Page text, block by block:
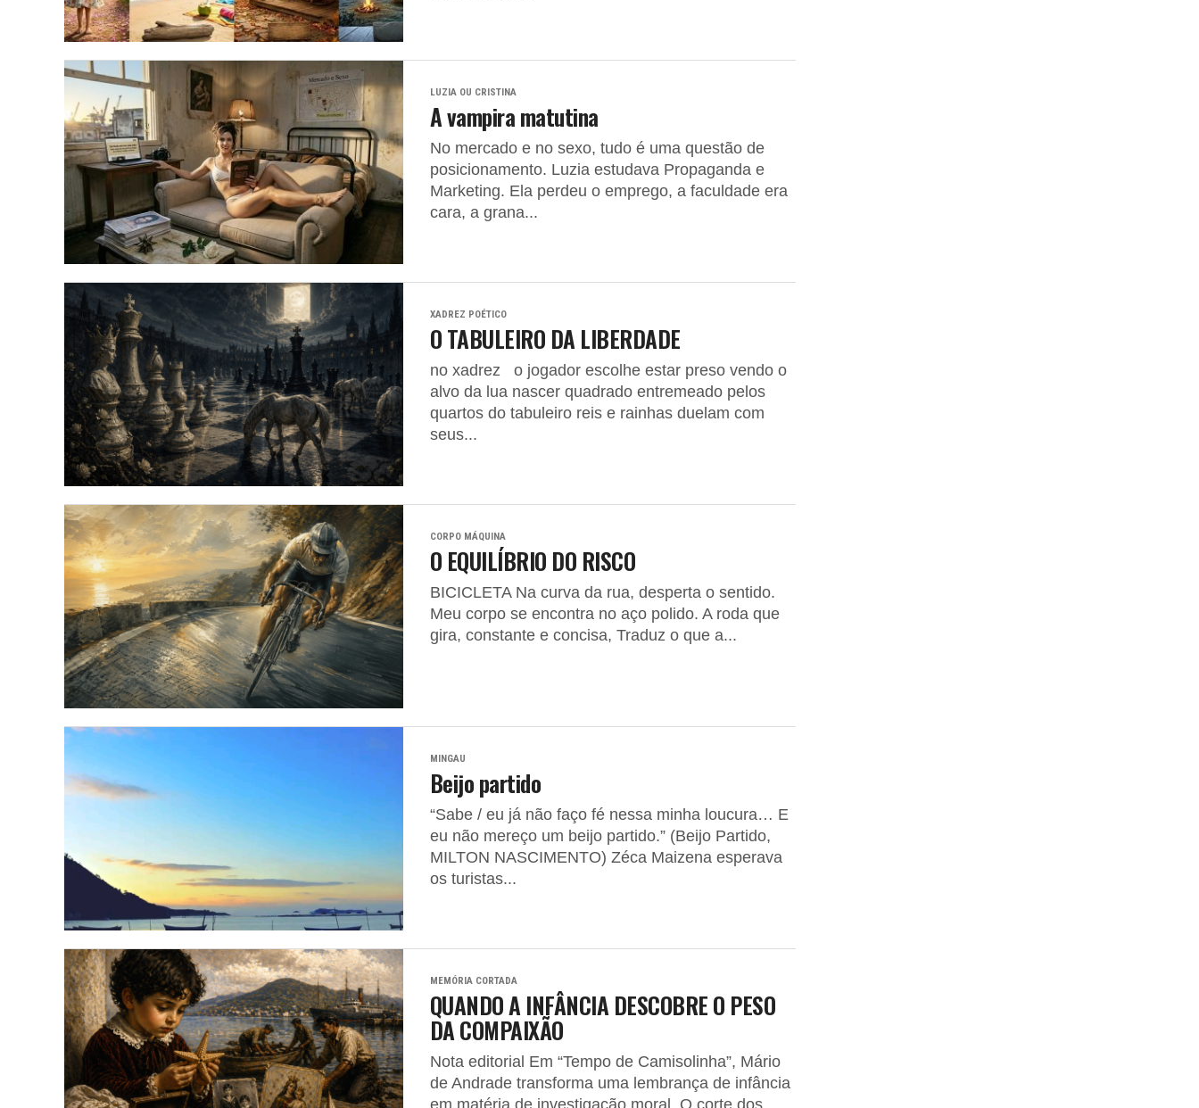
LUZIA OU CRISTINA
A vampira matutina
No mercado e no sexo, tudo é uma questão de
posicionamento. Luzia estudava Propaganda e
Marketing. Ela perdeu o emprego, a faculdade era
cara, a grana...
XADREZ POÉTICO
O TABULEIRO DA LIBERDADE
no xadrez o jogador escolhe estar preso vendo o
alvo da lua nascer quadrado entremeado pelos
quartos do tabuleiro reis e rainhas duelam com
seus...
CORPO MÁQUINA
O EQUILÍBRIO DO RISCO
BICICLETA Na curva da rua, desperta o sentido.
Meu corpo se encontra no aço polido. A roda que
gira, constante e concisa, Traduz o que a...
MINGAU
Beijo partido
“Sabe / eu já não faço fé nessa minha loucura… E
eu não mereço um beijo partido.” (Beijo Partido,
MILTON NASCIMENTO) Zéca Maizena esperava
os turistas...
MEMÓRIA CORTADA
QUANDO A INFÂNCIA DESCOBRE O PESO
DA COMPAIXÃO
Nota editorial Em “Tempo de Camisolinha”, Mário
de Andrade transforma uma lembrança de infância
em matéria de investigação moral. O corte dos